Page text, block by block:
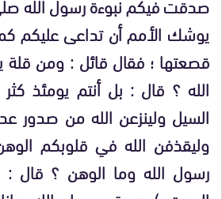
يوشك الأمم أن تداعى عليكم
قصعتها ؛ فقال قائل : ومن قلة
الله ؟ قال : بل أنتم يومئذ
السيل ولينزعن الله من صدور
وليقذفن الله في قلوبكم
رسول الله وما الوهن ؟ قال :